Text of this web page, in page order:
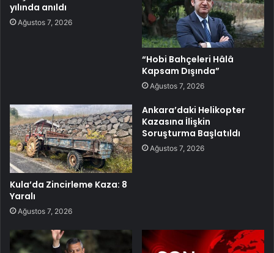
yılında anıldı
Ağustos 7, 2026
“Hobi Bahçeleri Hâlâ
Kapsam Dışında”
Ağustos 7, 2026
Kula’da Zincirleme Kaza: 8
Yaralı
Ağustos 7, 2026
Ankara’daki Helikopter
Kazasına İlişkin
Soruşturma Başlatıldı
Ağustos 7, 2026